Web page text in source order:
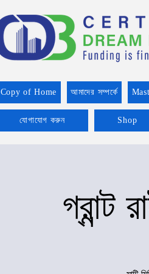
Copy of Home আমাদের সম্পর্কে
যোগাযোগ করুন Shop
গ্রান্ট